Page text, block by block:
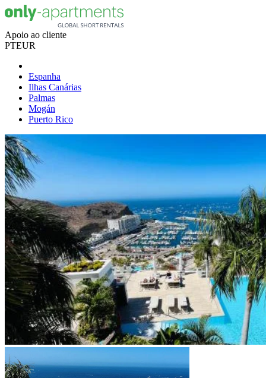
Apoio ao cliente
PTEUR
Espanha
Ilhas Canárias
Palmas
Mogán
Puerto Rico